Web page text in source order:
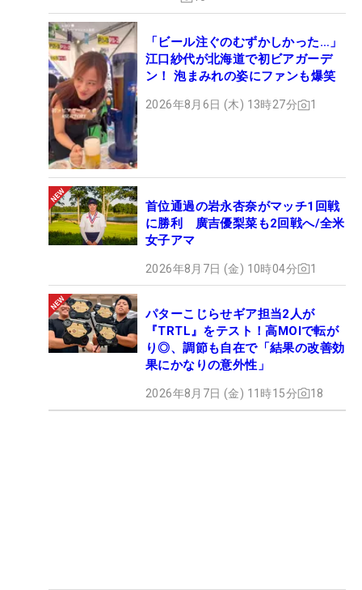
「ビール注ぐのむずかしかった…」
江口紗代が北海道で初ビアガーデ
ン！ 泡まみれの姿にファンも爆笑
2026年8月6日 (木) 13時27分 1
首位通過の岩永杏奈がマッチ1回戦
に勝利 廣吉優梨菜も2回戦へ/全米
女子アマ
2026年8月7日 (金) 10時04分 1
パターこじらせギア担当2人が
『TRTL』をテスト！高MOIで転が
り◎、調節も自在で「結果の改善効
果にかなりの意外性」
2026年8月7日 (金) 11時15分 18